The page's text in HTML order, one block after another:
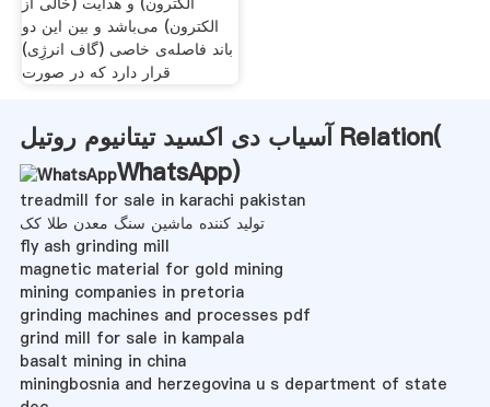
الکترون) می‌باشد و بین این دو
باند فاصله‌ی خاصی (گاف انرژِی)
قرار دارد که در صورت
آسیاب دی اکسید تیتانیوم روتیل Relation(
WhatsApp)
treadmill for sale in karachi pakistan
تولید کننده ماشین سنگ معدن طلا کک
fly ash grinding mill
magnetic material for gold mining
mining companies in pretoria
grinding machines and processes pdf
grind mill for sale in kampala
basalt mining in china
miningbosnia and herzegovina u s department of state